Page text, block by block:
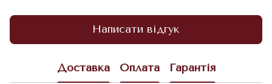
Написати відгук
Доставка Оплата Гарантія